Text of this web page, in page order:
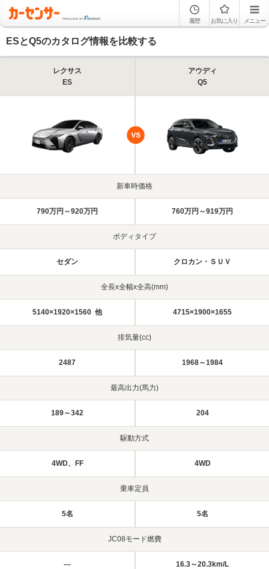
履歴 お気に入り メニュー
ESとQ5のカタログ情報を比較する
レクサス
ES
アウディ
Q5
新車時価格
790万円～920万円 760万円～919万円
ボディタイプ
セダン クロカン・ＳＵＶ
全長x全幅x全高(mm)
5140×1920×1560 他 4715×1900×1655
排気量(cc)
2487 1968～1984
最高出力(馬力)
189～342 204
駆動方式
4WD、FF 4WD
乗車定員
5名 5名
JC08モード燃費
--- 16.3～20.3km/L